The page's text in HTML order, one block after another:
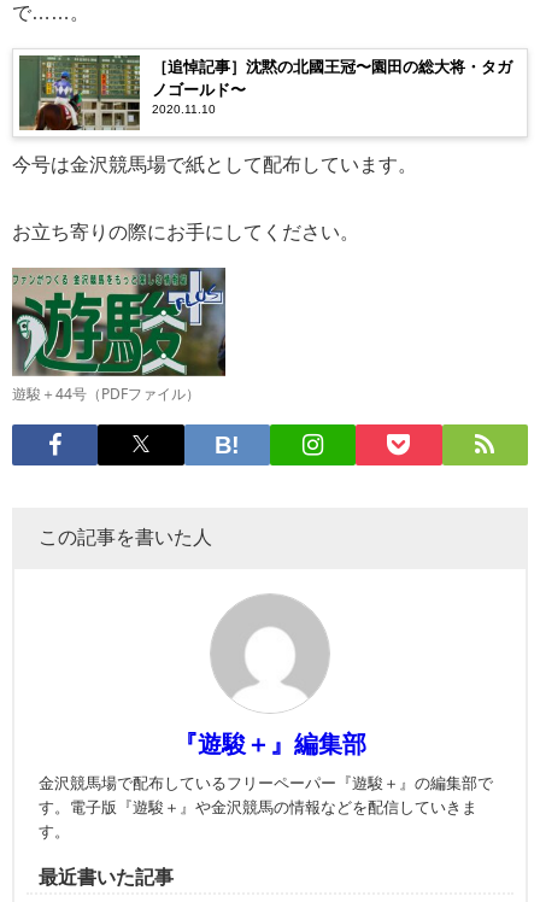
で……。
［追悼記事］沈黙の北國王冠〜園田の総大将・タガ
ノゴールド〜
2020.11.10
今号は金沢競馬場で紙として配布しています。
お立ち寄りの際にお手にしてください。
遊駿＋44号（PDFファイル）
この記事を書いた人
『遊駿＋』編集部
金沢競馬場で配布しているフリーペーパー『遊駿＋』の編集部で
す。電子版『遊駿＋』や金沢競馬の情報などを配信していきま
す。
最近書いた記事